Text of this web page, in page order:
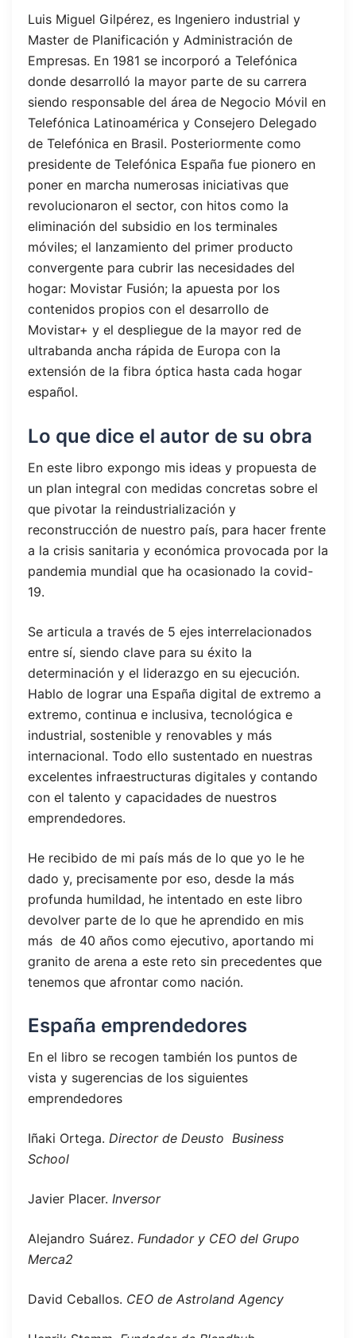
Luis Miguel Gilpérez, es Ingeniero industrial y
Master de Planificación y Administración de
Empresas. En 1981 se incorporó a Telefónica
donde desarrolló la mayor parte de su carrera
siendo responsable del área de Negocio Móvil en
Telefónica Latinoamérica y Consejero Delegado
de Telefónica en Brasil. Posteriormente como
presidente de Telefónica España fue pionero en
poner en marcha numerosas iniciativas que
revolucionaron el sector, con hitos como la
eliminación del subsidio en los terminales
móviles; el lanzamiento del primer producto
convergente para cubrir las necesidades del
hogar: Movistar Fusión; la apuesta por los
contenidos propios con el desarrollo de
Movistar+ y el despliegue de la mayor red de
ultrabanda ancha rápida de Europa con la
extensión de la fibra óptica hasta cada hogar
español.
Lo que dice el autor de su obra
En este libro expongo mis ideas y propuesta de
un plan integral con medidas concretas sobre el
que pivotar la reindustrialización y
reconstrucción de nuestro país, para hacer frente
a la crisis sanitaria y económica provocada por la
pandemia mundial que ha ocasionado la covid-
19.
Se articula a través de 5 ejes interrelacionados
entre sí, siendo clave para su éxito la
determinación y el liderazgo en su ejecución.
Hablo de lograr una España digital de extremo a
extremo, continua e inclusiva, tecnológica e
industrial, sostenible y renovables y más
internacional. Todo ello sustentado en nuestras
excelentes infraestructuras digitales y contando
con el talento y capacidades de nuestros
emprendedores.
He recibido de mi país más de lo que yo le he
dado y, precisamente por eso, desde la más
profunda humildad, he intentado en este libro
devolver parte de lo que he aprendido en mis
más de 40 años como ejecutivo, aportando mi
granito de arena a este reto sin precedentes que
tenemos que afrontar como nación.
España emprendedores
En el libro se recogen también los puntos de
vista y sugerencias de los siguientes
emprendedores
Iñaki Ortega. Director de Deusto Business
School
Javier Placer. Inversor
Alejandro Suárez. Fundador y CEO del Grupo
Merca2
David Ceballos. CEO de Astroland Agency